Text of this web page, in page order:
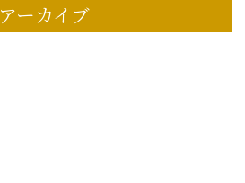
アーカイブ